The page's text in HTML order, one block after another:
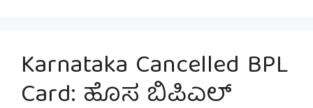
Karnataka Cancelled BPL
Card: ಹೊಸ ಬಿಪಿಎಲ್